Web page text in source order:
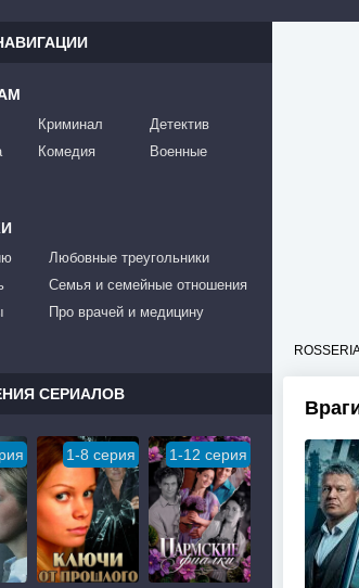
Криминал
Комедия
Детектив
Военные
Любовные треугольники
Семья и семейные отношения
Про врачей и медицину
СЕРИАЛОВ
1-8 серия 1-12 серия